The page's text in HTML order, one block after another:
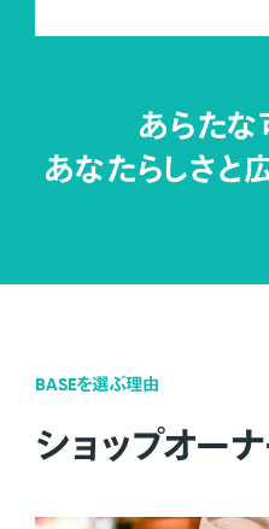
あらたな
あなたらしさと
BASEを選ぶ理由
ショップオー